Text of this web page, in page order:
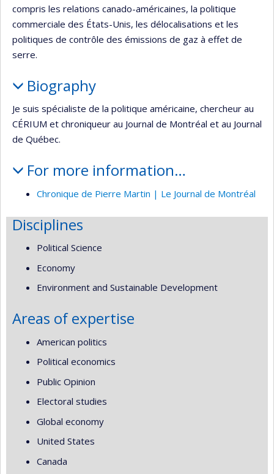
compris les relations canado-américaines, la politique
commerciale des États-Unis, les délocalisations et les
politiques de contrôle des émissions de gaz à effet de
serre.
Biography
Je suis spécialiste de la politique américaine, chercheur au
CÉRIUM et chroniqueur au Journal de Montréal et au Journal
de Québec.
For more information…
Chronique de Pierre Martin | Le Journal de Montréal
Disciplines
Political Science
Economy
Environment and Sustainable Development
Areas of expertise
American politics
Political economics
Public Opinion
Electoral studies
Global economy
United States
Canada